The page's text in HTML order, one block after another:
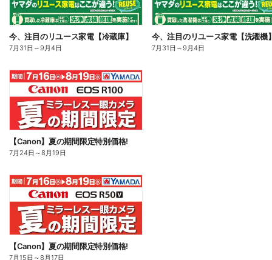
今、注目のリユース家電【冷蔵庫】
7月31日 ～9月4日
今、注目のリユース家電【洗濯機
7月31日 ～9月4日
【Canon】夏の期間限定特別価格!
7月24日 ～8月19日
【Canon】夏の期間限定特別価格!
7月15日 ～8月17日